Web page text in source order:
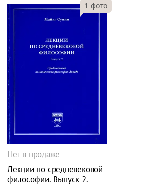
1 фото
Нет в продаже
Лекции по средневековой
философии. Выпуск 2.